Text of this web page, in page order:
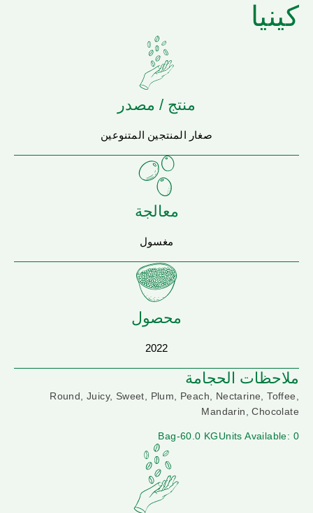
كينيا
منتج / مصدر
صغار المنتجين المتنوعين
معالجة
مغسول
محصول
2022
ملاحظات الحجامة
Round, Juicy, Sweet, Plum, Peach, Nectarine, Toffee,
Mandarin, Chocolate
Units Available: 0
Bag-60.0 KG